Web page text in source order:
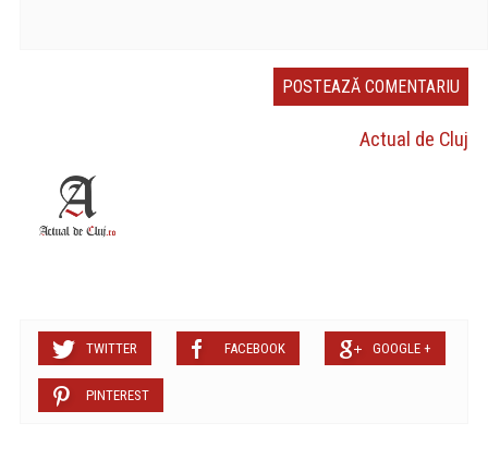
Actual de Cluj
TWITTER FACEBOOK GOOGLE +
PINTEREST